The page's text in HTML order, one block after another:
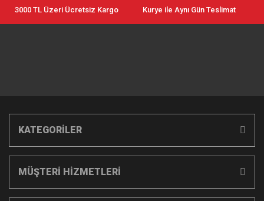
3000 TL Üzeri Ücretsiz Kargo Kurye ile Aynı Gün Teslimat
KATEGORİLER
MÜŞTERİ HİZMETLERİ